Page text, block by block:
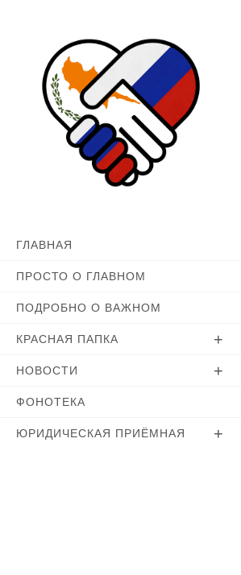
ГЛАВНАЯ
ПРОСТО О ГЛАВНОМ
ПОДРОБНО О ВАЖНОМ
КРАСНАЯ ПАПКА
НОВОСТИ
ФОНОТЕКА
ЮРИДИЧЕСКАЯ ПРИЁМНАЯ